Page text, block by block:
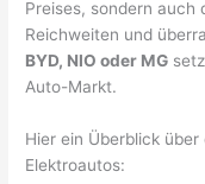
Preises, sondern auch
Reichweiten und
BYD, NIO oder MG
Auto-Markt.
Hier ein Überblick
Elektroautos: